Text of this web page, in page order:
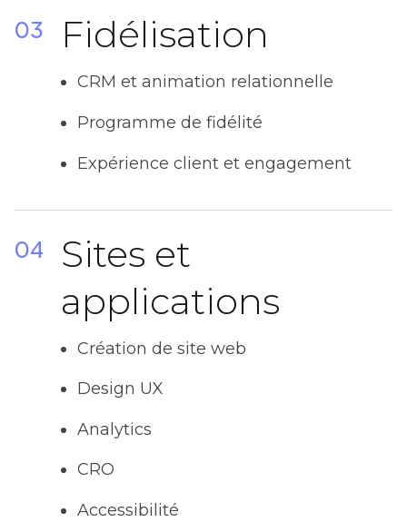
03 Fidélisation
CRM et animation relationnelle
Programme de fidélité
Expérience client et engagement
04
Sites et
applications
Création de site web
Design UX
Analytics
CRO
Accessibilité